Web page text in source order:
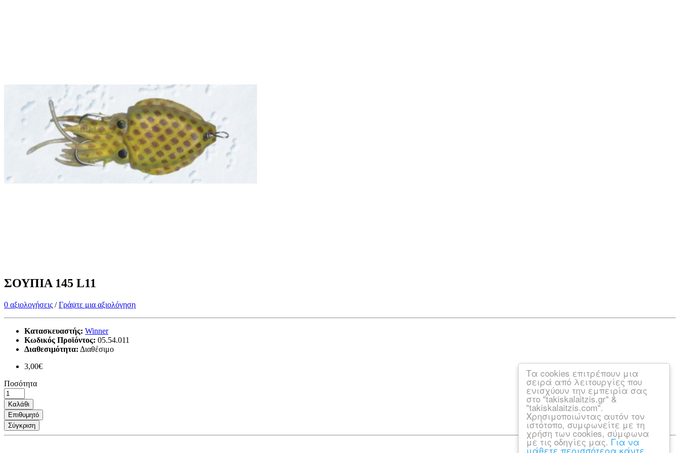
Τα cookies επιτρέπουν μια
σειρά από λειτουργίες που
ενισχύουν την εμπειρία σας
στο "takiskalaitzis.gr" &
"takiskalaitzis.com".
Χρησιμοποιώντας αυτόν τον
ιστότοπο, συμφωνείτε με τη
χρήση των cookies, σύμφωνα
με τις οδηγίες μας. Για να
μάθετε περισσότερα κάντε
ΣΟΥΠΙΑ 145 L11
0 αξιολογήσεις /Γράψτε μια αξιολόγηση
Κατασκευαστής: Winner
Κωδικός Προϊόντος: 05.54.011
Διαθεσιμότητα: Διαθέσιμο
3,00€
Ποσότητα
Καλάθι
Επιθυμητό
Σύγκριση